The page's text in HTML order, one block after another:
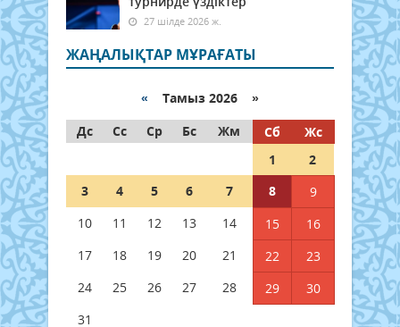
27 шілде 2026 ж.
ЖАҢАЛЫҚТАР МҰРАҒАТЫ
« Тамыз 2026 »
Дс
Сс Ср Бс Жм Сб
Жс
1
2
3
4 5 6 7 8
9
10
11 12 13 14 15
16
17
18 19 20 21 22
23
24
25 26 27 28 29
30
31